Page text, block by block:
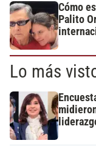
Cómo
Palito
Lo más